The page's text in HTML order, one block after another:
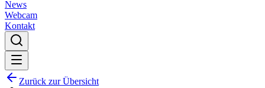
News
Webcam
Kontakt
Zurück zur Übersicht